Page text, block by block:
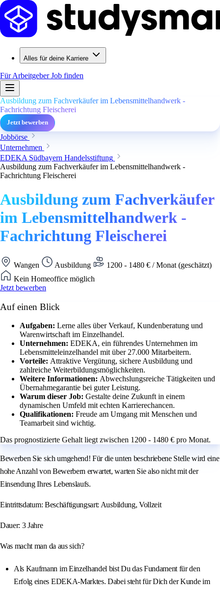
Alles für deine Karriere
Für ArbeitgeberJob finden
Ausbildung zum Fachverkäufer im Lebensmittelhandwerk -
Fachrichtung Fleischerei
Jetzt bewerben
Jobbörse
Unternehmen
EDEKA Südbayern Handelsstiftung
Ausbildung zum Fachverkäufer im Lebensmittelhandwerk -
Fachrichtung Fleischerei
Ausbildung zum Fachverkäufer
im Lebensmittelhandwerk -
Fachrichtung Fleischerei
Wangen Ausbildung
1200 - 1480 € / Monat (geschätzt)
Kein Homeoffice möglich
Jetzt bewerben
Auf einen Blick
Aufgaben: Lerne alles über Verkauf, Kundenberatung und
Warenwirtschaft im Einzelhandel.
Unternehmen: EDEKA, ein führendes Unternehmen im
Lebensmitteleinzelhandel mit über 27.000 Mitarbeitern.
Vorteile: Attraktive Vergütung, sichere Ausbildung und
zahlreiche Weiterbildungsmöglichkeiten.
Weitere Informationen: Abwechslungsreiche Tätigkeiten und
Übernahmegarantie bei guter Leistung.
Warum dieser Job: Gestalte deine Zukunft in einem
dynamischen Umfeld mit echten Karrierechancen.
Qualifikationen: Freude am Umgang mit Menschen und
Teamarbeit sind wichtig.
Das prognostizierte Gehalt liegt zwischen 1200 - 1480 € pro Monat.
Bewerben Sie sich umgehend! Für die unten beschriebene Stelle wird eine
hohe Anzahl von Bewerbern erwartet, warten Sie also nicht mit der
Einsendung Ihres Lebenslaufs.
Eintrittsdatum: Beschäftigungsart: Ausbildung, Vollzeit
Dauer: 3 Jahre
Was macht man da aus sich?
Als Kaufmann im Einzelhandel bist Du das Fundament für den
Erfolg eines EDEKA-Marktes. Dabei steht für Dich der Kunde im